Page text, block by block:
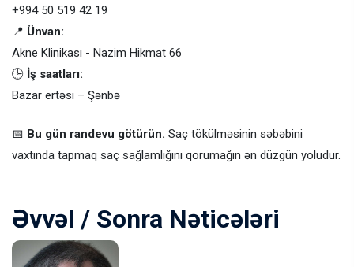
+994 50 519 42 19
📍 Ünvan:
Akne Klinikası - Nazim Hikmat 66
🕒 İş saatları:
Bazar ertəsi – Şənbə
📅 Bu gün randevu götürün. Saç tökülməsinin səbəbini
vaxtında tapmaq saç sağlamlığını qorumağın ən düzgün yoludur.
Əvvəl / Sonra Nəticələri